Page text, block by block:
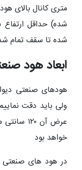
شده) حداقل
شده تا سقف تمام شده ۲،۵ متر می
ابعاد هود
هودهای صنعتی
عرض آن
خواهد بود